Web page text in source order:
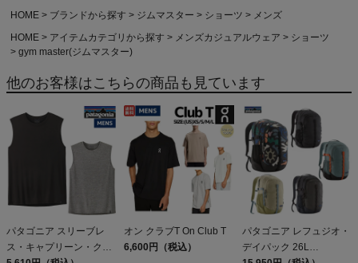
HOME
ブランドから探す ジムマスター ショーツ
メンズ
HOME
アイテムカテゴリから探す メンズカジュアルウェア
ショーツ
gym master(ジムマスター)
他のお客様はこちらの商品も見ています
パタゴニア スリーブレ
ス・キャプリーン・クー
オン クラブT On Club T
6,600円（税込）
パタゴニア レフュジオ・
デイパック 26L